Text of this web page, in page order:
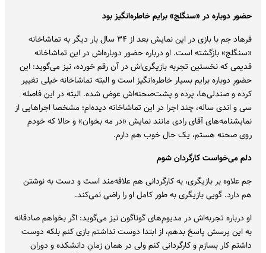
حضور دوباره در «سنگلج» برایم خاطره‌انگیز بود
فرهاد جم با بازی در این نمایش بعد از ۳۴ سال بار دیگر به تماشاخانه
«سنگلج» بازگشته است. او درباره حضور دوباره‌اش در این تماشاخانه
قدیمی که نخستین تجربه بازیگری‌اش در آن رقم خورده، نیز می‌گوید: این
حضورِ دوباره برایم بسیار خاطره‌انگیز است و البته تماشاخانه خیلی تغییر
کرده و صندلی‌ها، پرده و پشت‌صحنه‌اش عوض شده. البته در این فاصله
سی و اندی ساله، چند اجرا در این تماشاخانه دیده‌ام؛ مشخصا اجراهایی از
نمایشنامه‌های آقای رادی مانند نمایش «در مه بخوان» و حالا که خودم
روی صحنه هستم، یک حال خوب هم دارم.
دلم می‌خواست کارگردان شوم
جم علاوه بر بازیگری، به کارگردانی هم علاقه‌مند است و دست به نوشتن
هم دارد. گویی بازیگری به طور کامل او را راضی نمی‌کند.
او درباره تجربه‌اش در مدیوم‌های گوناگون نیز می‌گوید: اگر بخواهم صادقانه
به این پرسش پاسخ بدهم، از ابتدا دوست نداشتم بازی کنم بلکه دوست
داشتم کار بسازم و کارگردانی کنم ولی در همان زمانِ دانشکده و دوران